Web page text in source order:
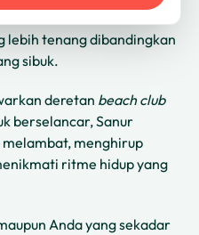
lebih tenang dibandingkan
sibuk.
deretan beach club
berselancar, Sanur
menghirup
ritme hidup yang
Anda yang sekadar